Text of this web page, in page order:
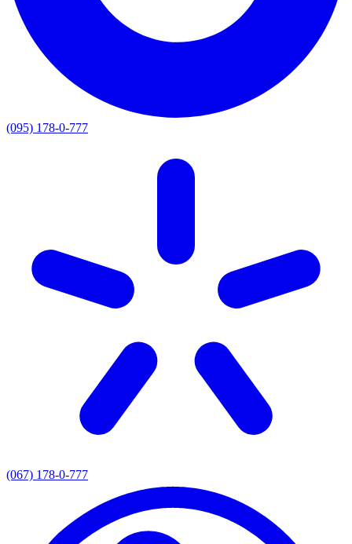
(095) 178-0-777
(067) 178-0-777